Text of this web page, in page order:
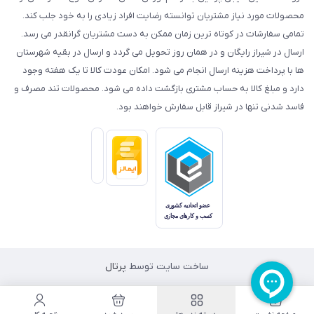
محصولات مورد نیاز مشتریان توانسته رضایت افراد زیادی را به خود جلب کند.
تمامی سفارشات در کوتاه ترین زمان ممکن به دست مشتریان گرانقدر می رسد.
ارسال در شیراز رایگان و در همان روز تحویل می گردد و ارسال در بقیه شهرستان
ها با پرداخت هزینه ارسال انجام می شود. امکان عودت کالا تا یک هفته وجود
دارد و مبلغ کالا به حساب مشتری بازگشت داده می شود. محصولات تند مصرف و
فاسد شدنی تنها در شیراز قابل سفارش خواهند بود.
ساخت سایت توسط پرتال